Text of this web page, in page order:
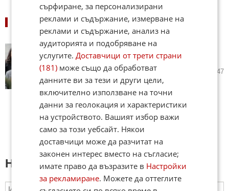
СВЪРЗАНИ НОВИНИ
Наваксваме закъснение от 22
години
03.02.2013 2 347
Напиши коментар:
сърфиране, за персонализирани
реклами и съдържание, измерване на
реклами и съдържание, анализ на
аудиторията и подобряване на
услугите.Доставчици от трети страни
(181) може също да обработват
данните ви за тези и други цели,
включително използване на точни
данни за геолокация и характеристики
на устройството. Вашият избор важи
само за този уебсайт. Някои
доставчици може да разчитат на
законен интерес вместо на съгласие;
имате право да възразите в Настройки
за рекламиране. Можете да оттеглите